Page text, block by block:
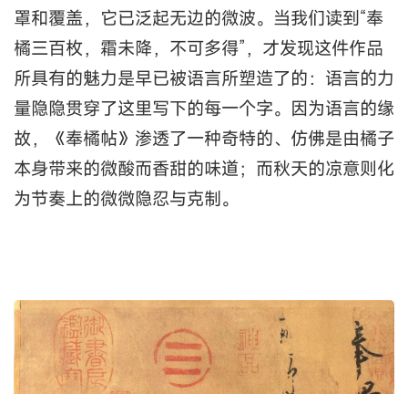
罩和覆盖，它已泛起无边的微波。当我们读到“奉
橘三百枚，霜未降，不可多得”，才发现这件作品
所具有的魅力是早已被语言所塑造了的：语言的力
量隐隐贯穿了这里写下的每一个字。因为语言的缘
故，《奉橘帖》渗透了一种奇特的、仿佛是由橘子
本身带来的微酸而香甜的味道；而秋天的凉意则化
为节奏上的微微隐忍与克制。